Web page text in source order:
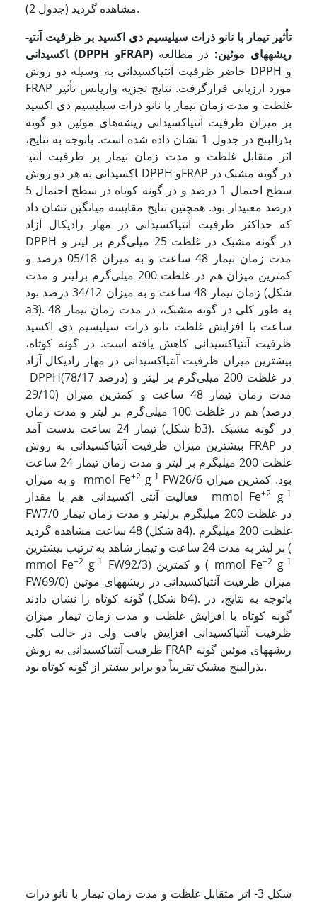
مشاهده گردید (جدول 2).
تأثیر تیمار با نانو ذرات سیلیسیم دی اکسید بر ظرفیت آنتی­
اکسیدانی (DPPH وFRAP ) ریشه­های موئین: در مطالعه
حاضر ظرفیت آنتی­اکسیدانی به وسیله دو روش DPPH و
FRAP مورد ارزیابی قرارگرفت. نتایج تجزیه واریانس تأثیر
غلظت و مدت زمان تیمار با نانو ذرات سیلیسیم دی اکسید
بر میزان ظرفیت آنتی­اکسیدانی ریشه‌‌های موئین دو گونه
بذرالبنج در جدول 1 نشان داده شده است. باتوجه به نتایج،
اثر متقابل غلظت و مدت زمان تیمار بر ظرفیت آنتی­
اکسیدانی به هر دو روش DPPH وFRAP در گونه مشبک در
سطح احتمال 1 درصد و در گونه کوتاه در سطح احتمال 5
درصد معنی­دار بود. همچنین نتایج مقایسه میانگین نشان داد
که حداکثر ظرفیت آنتی­اکسیدانی در مهار رادیکال آزاد
DPPH در گونه مشبک در غلظت 25 میلی‌‌گرم بر لیتر و
مدت زمان تیمار 48 ساعت و به میزان 05/18 درصد و
کمترین میزان هم در غلظت 200 میلی‌‌گرم برلیتر و مدت
زمان تیمار 48 ساعت و به میزان 34/12 درصد بود (شکل
a3). به طور کلی در گونه مشبک، در مدت زمان تیمار 48
ساعت با افزایش غلظت نانو ذرات سیلیسیم دی اکسید
ظرفیت آنتی­اکسیدانی کاهش یافته است. در گونه کوتاه،
بیشترین میزان ظرفیت آنتی­اکسیدانی در مهار رادیکال آزاد
DPPH(78/17 درصد) در غلظت 200 میلی‌‌گرم بر لیتر و
مدت زمان تیمار 48 ساعت و کمترین میزان (29/10
درصد) هم در غلظت 100 میلی‌‌گرم بر لیتر و مدت زمان
تیمار 24 ساعت بدست آمد (شکل b3). در گونه مشبک
بیشترین میزان ظرفیت آنتی­اکسیدانی به روش FRAP در
غلظت 200 میلی­گرم بر لیتر و مدت زمان تیمار 24 ساعت
و به میزان mmol Fe+2 g-1 FW26/6 بود. کمترین میزان
فعالیت آنتی اکسیدانی هم با مقدار mmol Fe+2g-1
FW7/0 در غلظت 200 میلی­گرم برلیتر و مدت زمان تیمار
48 ساعت مشاهده گردید (شکل a4). غلظت 200 میلی­گرم
بر لیتر به مدت 24 ساعت و تیمار شاهد به ترتیب بیشترین (
mmol Fe+2 g-1 FW92/3) و کمترین ( mmol Fe+2g-1
FW69/0) میزان ظرفیت آنتی­اکسیدانی در ریشه­های موئین
گونه کوتاه را نشان دادند (شکل b4). باتوجه به نتایج، در
گونه کوتاه با افزایش غلظت و مدت زمان تیمار میزان
ظرفیت آنتی­اکسیدانی افزایش یافت ولی در حالت کلی
ظرفیت آنتی­اکسیدانی به روش FRAP ریشه­های موئین گونه
بذرالبنج مشبک تقریباً دو برابر بیشتر از گونه کوتاه بود.
شکل 3- اثر متقابل غلظت و مدت زمان تیمار با نانو ذرات